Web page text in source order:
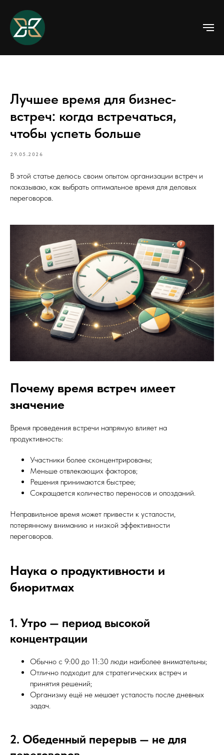
Лучшее время для бизнес-
встреч: когда встречаться,
чтобы успеть больше
29.05.2026
В этой статье делюсь своим опытом организации встреч и
показываю, как выбрать оптимальное время для деловых
переговоров.
Почему время встреч имеет
значение
Время проведения встречи напрямую влияет на
продуктивность:
Участники более сконцентрированы;
Меньше отвлекающих факторов;
Решения принимаются быстрее;
Сокращается количество переносов и опозданий.
Неправильное время может привести к усталости,
потерянному вниманию и низкой эффективности
переговоров.
Наука о продуктивности и
биоритмах
1. Утро — период высокой
концентрации
Обычно с 9:00 до 11:30 люди наиболее внимательны;
Отлично подходит для стратегических встреч и
принятия решений;
Организму ещё не мешает усталость после дневных
задач.
2. Обеденный перерыв — не для